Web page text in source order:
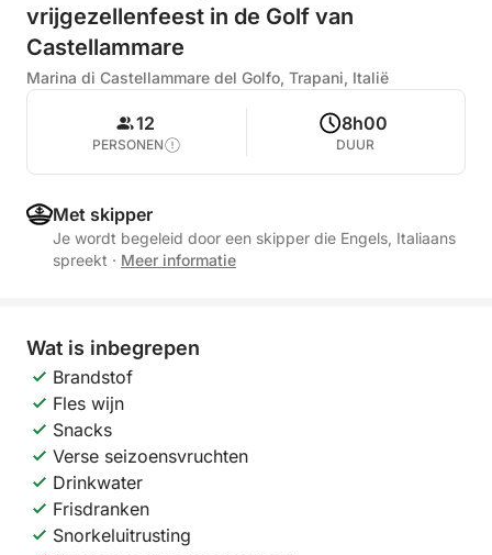
vrijgezellenfeest in de Golf van
Castellammare
Marina di Castellammare del Golfo, Trapani, Italië
12
PERSONEN
8h00
DUUR
Met skipper
Je wordt begeleid door een skipper die Engels, Italiaans
spreekt · Meer informatie
Wat is inbegrepen
Brandstof
Fles wijn
Snacks
Verse seizoensvruchten
Drinkwater
Frisdranken
Snorkeluitrusting